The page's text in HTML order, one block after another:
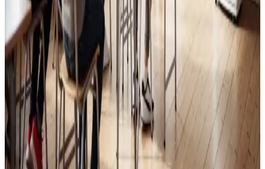
Skoleventilation
Frisk luft og bedre koncentration i skoler og institutioner
i Holstebro.
Læs mere